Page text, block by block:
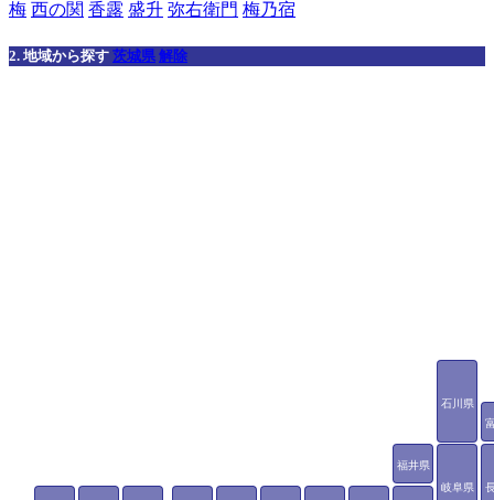
梅 西の関 香露 盛升 弥右衛門 梅乃宿
2. 地域から探す 茨城県 解除
石川県
福井県
岐阜県